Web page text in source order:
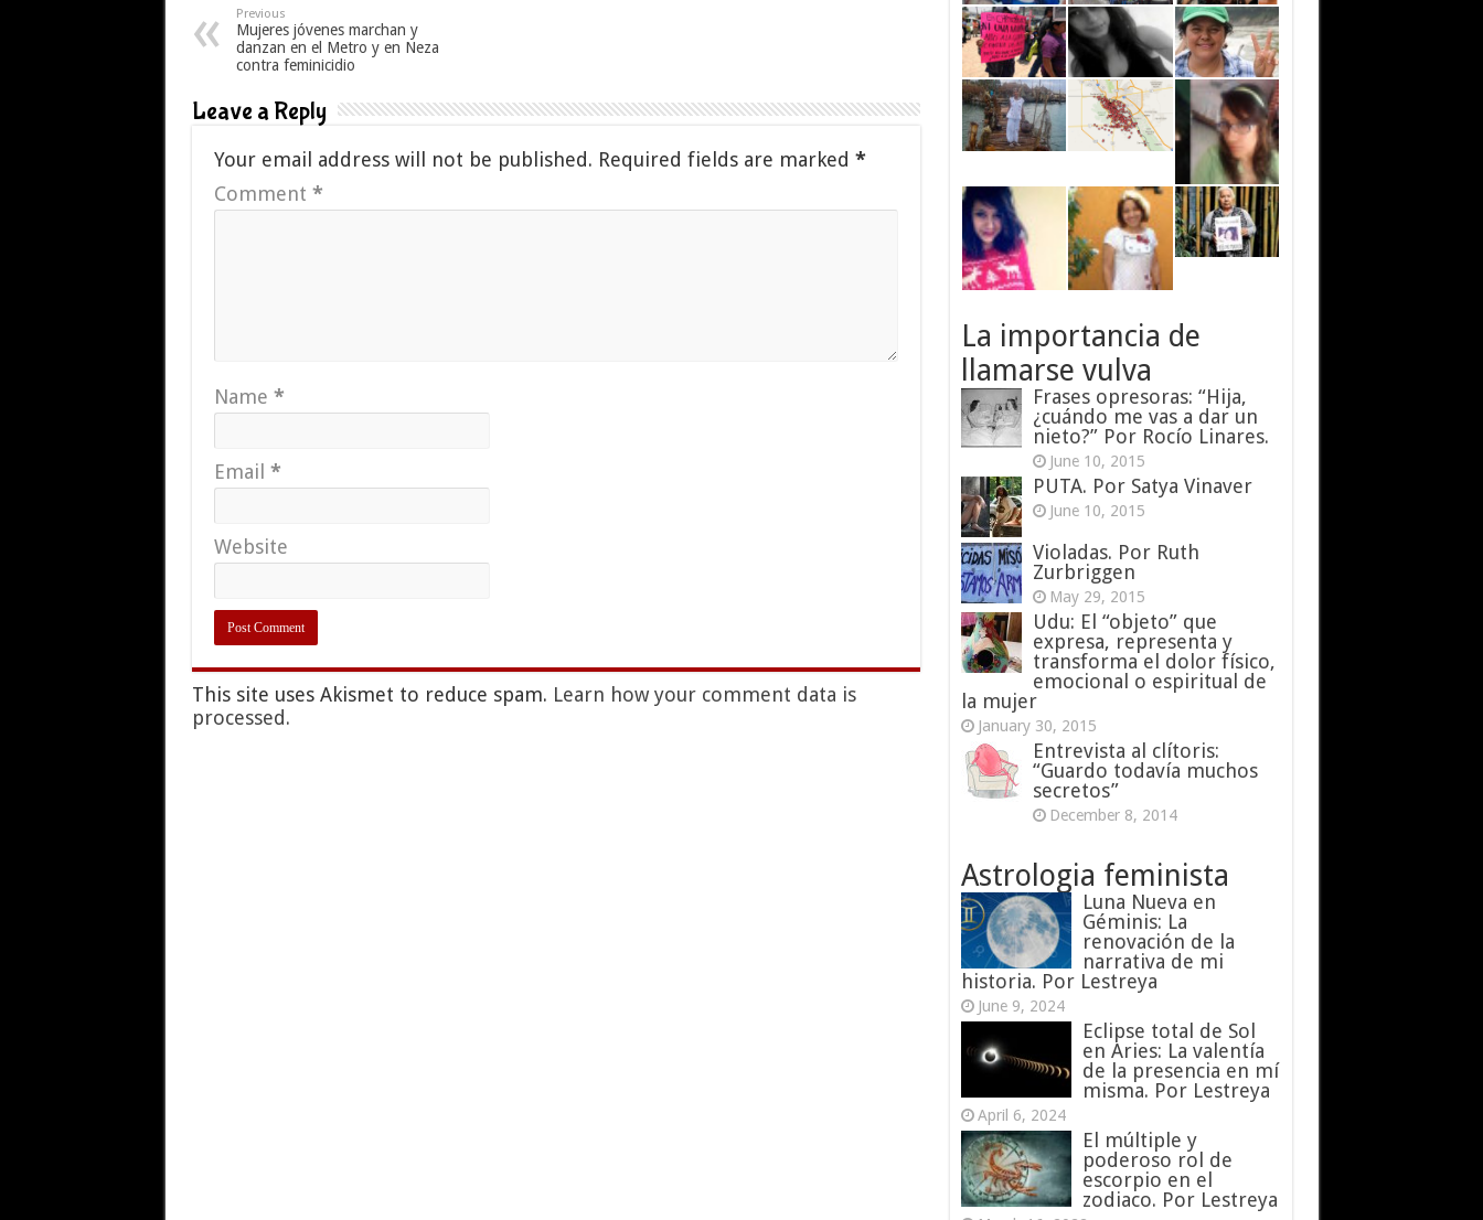
Previous
Mujeres jóvenes marchan y
danzan en el Metro y en Neza
contra feminicidio
Leave a Reply
Your email address will not be published. Required fields are marked *
Comment *
Name *
Email *
Website
This site uses Akismet to reduce spam. Learn how your comment data is
processed.
La importancia de
llamarse vulva
Frases opresoras: “Hija,
¿cuándo me vas a dar un
nieto?” Por Rocío Linares.
June 10, 2015
PUTA. Por Satya Vinaver
June 10, 2015
Violadas. Por Ruth
Zurbriggen
May 29, 2015
Udu: El “objeto” que
expresa, representa y
transforma el dolor físico,
emocional o espiritual de
la mujer
January 30, 2015
Entrevista al clítoris:
“Guardo todavía muchos
secretos”
December 8, 2014
Astrologia feminista
Luna Nueva en
Géminis: La
renovación de la
narrativa de mi
historia. Por Lestreya
June 9, 2024
Eclipse total de Sol
en Aries: La valentía
de la presencia en mí
misma. Por Lestreya
April 6, 2024
El múltiple y
poderoso rol de
escorpio en el
zodiaco. Por Lestreya